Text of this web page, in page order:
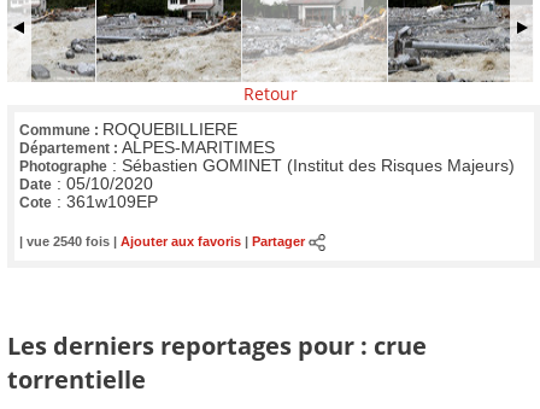
Retour
Commune : ROQUEBILLIERE
Département : ALPES-MARITIMES
Photographe : Sébastien GOMINET (Institut des Risques Majeurs)
Date : 05/10/2020
Cote : 361w109EP
| vue 2540 fois | Ajouter aux favoris Partager
Les derniers reportages pour : crue
torrentielle